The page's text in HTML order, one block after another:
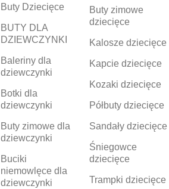
Buty Dziecięce
BUTY DLA
DZIEWCZYNKI
Baleriny dla
dziewczynki
Botki dla
dziewczynki
Buty zimowe dla
dziewczynki
Buciki
niemowlęce dla
dziewczynki
Buty zimowe
dziecięce
Kalosze dziecięce
Kapcie dziecięce
Kozaki dziecięce
Półbuty dziecięce
Sandały dziecięce
Śniegowce
dziecięce
Trampki dziecięce